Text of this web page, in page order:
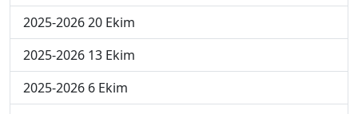
2025-2026 20 Ekim
2025-2026 13 Ekim
2025-2026 6 Ekim